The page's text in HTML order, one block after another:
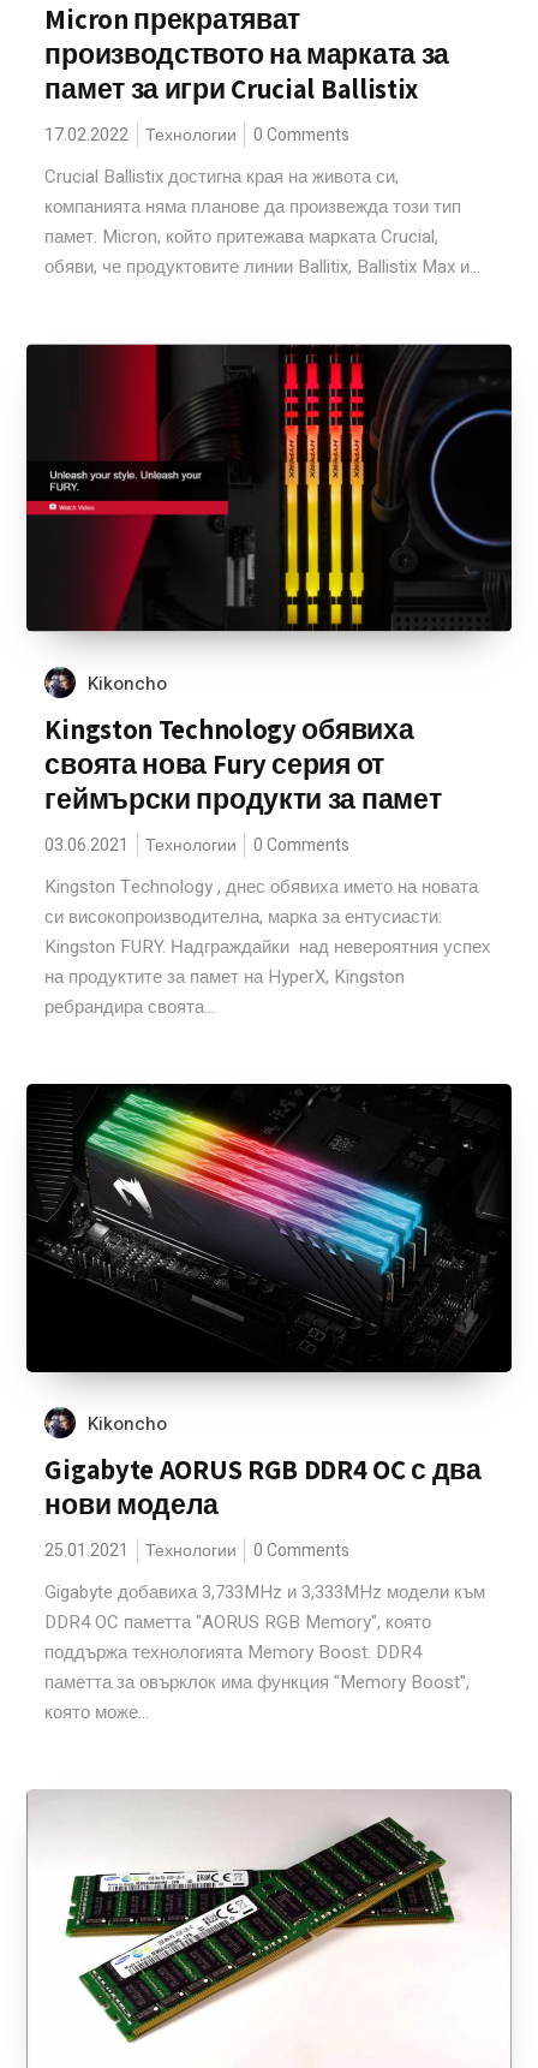
Micron прекратяват
производството на марката за
памет за игри Crucial Ballistix
17.02.2022 Технологии 0 Comments
Crucial Ballistix достигна края на живота си,
компанията няма планове да произвежда този тип
памет. Micron, който притежава марката Crucial,
обяви, че продуктовите линии Ballitix, Ballistix Max и...
Kikoncho
Kingston Technology обявиха
своята нова Fury серия от
геймърски продукти за памет
03.06.2021 Технологии 0 Comments
Kingston Technology , днес обявиха името на новата
си високопроизводителна, марка за ентусиасти:
Kingston FURY. Надграждайки над невероятния успех
на продуктите за памет на HyperX, Kingston
ребрандира своята...
Kikoncho
Gigabyte AORUS RGB DDR4 OC с два
нови модела
25.01.2021 Технологии 0 Comments
Gigabyte добавиха 3,733MHz и 3,333MHz модели към
DDR4 OC паметта "AORUS RGB Memory", която
поддържа технологията Memory Boost. DDR4
паметта за овърклок има функция "Memory Boost",
която може...